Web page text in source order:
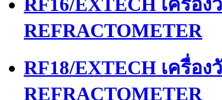
REFRACTOMETER
RF18/EXTECH เครื่อ
REFRACTOMETER